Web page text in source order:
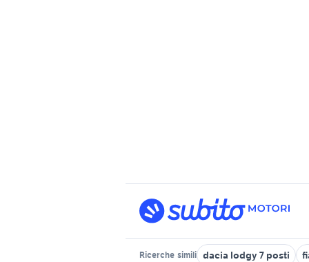
Ricerche simili dacia lodgy 7 posti